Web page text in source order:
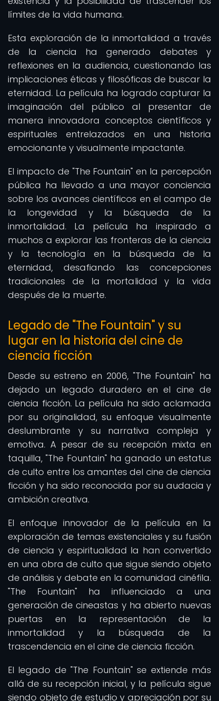
límites de la vida humana.
Esta exploración de la inmortalidad a través
de la ciencia ha generado debates y
reflexiones en la audiencia, cuestionando las
implicaciones éticas y filosóficas de buscar la
eternidad. La película ha logrado capturar la
imaginación del público al presentar de
manera innovadora conceptos científicos y
espirituales entrelazados en una historia
emocionante y visualmente impactante.
El impacto de "The Fountain" en la percepción
pública ha llevado a una mayor conciencia
sobre los avances científicos en el campo de
la longevidad y la búsqueda de la
inmortalidad. La película ha inspirado a
muchos a explorar las fronteras de la ciencia
y la tecnología en la búsqueda de la
eternidad, desafiando las concepciones
tradicionales de la mortalidad y la vida
después de la muerte.
Legado de "The Fountain" y su
lugar en la historia del cine de
ciencia ficción
Desde su estreno en 2006, "The Fountain" ha
dejado un legado duradero en el cine de
ciencia ficción. La película ha sido aclamada
por su originalidad, su enfoque visualmente
deslumbrante y su narrativa compleja y
emotiva. A pesar de su recepción mixta en
taquilla, "The Fountain" ha ganado un estatus
de culto entre los amantes del cine de ciencia
ficción y ha sido reconocida por su audacia y
ambición creativa.
El enfoque innovador de la película en la
exploración de temas existenciales y su fusión
de ciencia y espiritualidad la han convertido
en una obra de culto que sigue siendo objeto
de análisis y debate en la comunidad cinéfila.
"The Fountain" ha influenciado a una
generación de cineastas y ha abierto nuevas
puertas en la representación de la
inmortalidad y la búsqueda de la
trascendencia en el cine de ciencia ficción.
El legado de "The Fountain" se extiende más
allá de su recepción inicial, y la película sigue
siendo objeto de estudio y apreciación por su